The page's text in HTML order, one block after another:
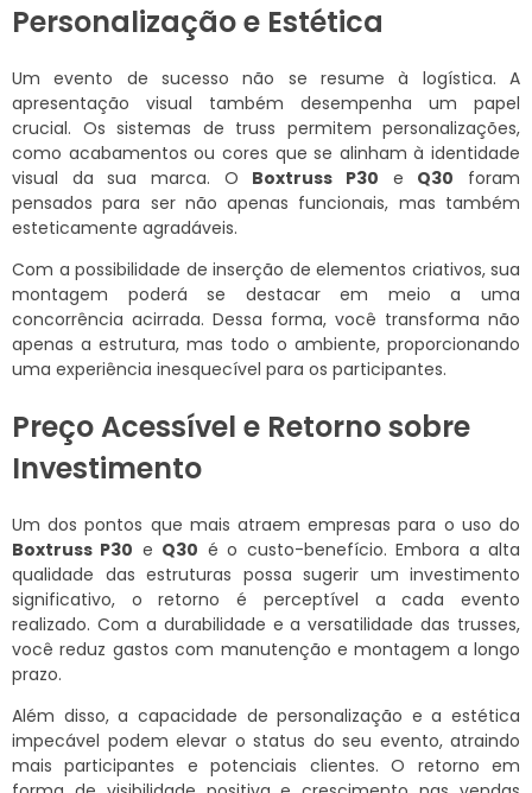
Personalização e Estética
Um evento de sucesso não se resume à logística. A
apresentação visual também desempenha um papel
crucial. Os sistemas de truss permitem personalizações,
como acabamentos ou cores que se alinham à identidade
visual da sua marca. O Boxtruss P30 e Q30 foram
pensados para ser não apenas funcionais, mas também
esteticamente agradáveis.
Com a possibilidade de inserção de elementos criativos, sua
montagem poderá se destacar em meio a uma
concorrência acirrada. Dessa forma, você transforma não
apenas a estrutura, mas todo o ambiente, proporcionando
uma experiência inesquecível para os participantes.
Preço Acessível e Retorno sobre
Investimento
Um dos pontos que mais atraem empresas para o uso do
Boxtruss P30 e Q30 é o custo-benefício. Embora a alta
qualidade das estruturas possa sugerir um investimento
significativo, o retorno é perceptível a cada evento
realizado. Com a durabilidade e a versatilidade das trusses,
você reduz gastos com manutenção e montagem a longo
prazo.
Além disso, a capacidade de personalização e a estética
impecável podem elevar o status do seu evento, atraindo
mais participantes e potenciais clientes. O retorno em